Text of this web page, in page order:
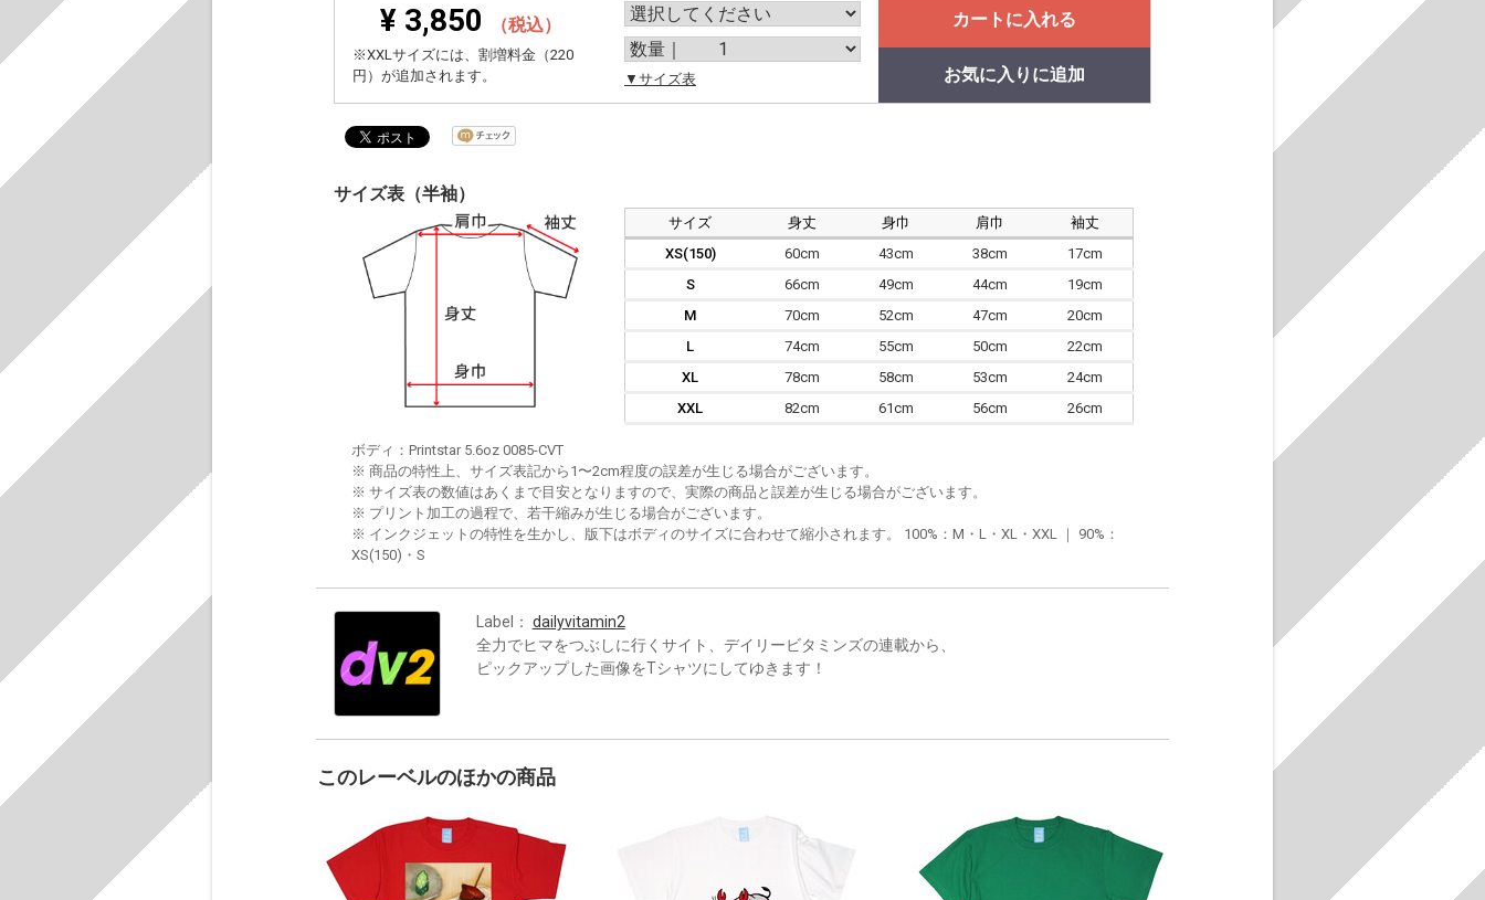
¥ 3,850 （税込）
※XXLサイズには、割増料金（220
円）が追加されます。
▼サイズ表
カートに入れる
お気に入りに追加
サイズ表（半袖）
サイズ 身丈 身巾 肩巾
袖丈
XS(150)
60cm 43cm 38cm
17cm
S
66cm 49cm 44cm
19cm
M
70cm 52cm 47cm
20cm
L
74cm 55cm 50cm
22cm
XL
78cm 58cm 53cm
24cm
XXL
82cm 61cm 56cm 26cm
ボディ：Printstar 5.6oz 0085-CVT
※ 商品の特性上、サイズ表記から1〜2cm程度の誤差が生じる場合がございます。
※ サイズ表の数値はあくまで目安となりますので、実際の商品と誤差が生じる場合がございます。
※ プリント加工の過程で、若干縮みが生じる場合がございます。
※ インクジェットの特性を生かし、版下はボディのサイズに合わせて縮小されます。 100%：M・L・XL・XXL ｜ 90%：
XS(150)・S
Label： dailyvitamin2
全力でヒマをつぶしに行くサイト、デイリービタミンズの連載から、
ピックアップした画像をTシャツにしてゆきます！
このレーベルのほかの商品